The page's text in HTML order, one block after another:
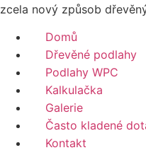
zcela nový způsob
Domů
Dřevěné podlahy
Podlahy WPC
Kalkulačka
Galerie
Často kladené
Kontakt